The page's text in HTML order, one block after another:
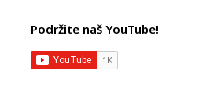
Podržite naš YouTube!